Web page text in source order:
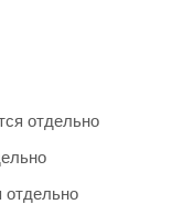
отдельно
отдельно